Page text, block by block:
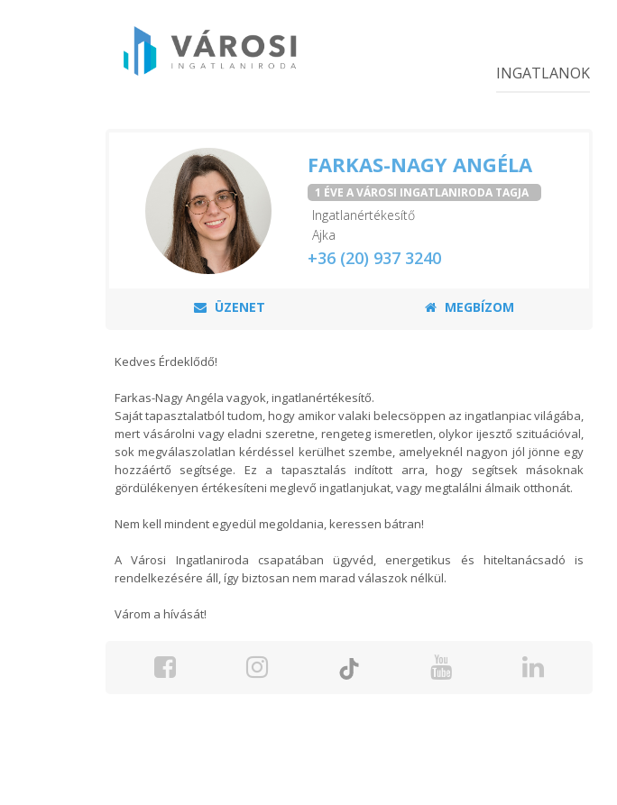
INGATLANOK
FARKAS-NAGY ANGÉLA
1 ÉVE A VÁROSI INGATLANIRODA TAGJA
Ingatlanértékesítő
Ajka
+36 (20) 937 3240
ÜZENET MEGBÍZOM
Kedves Érdeklődő!
Farkas-Nagy Angéla vagyok, ingatlanértékesítő.
Saját tapasztalatból tudom, hogy amikor valaki belecsöppen az ingatlanpiac világába,
mert vásárolni vagy eladni szeretne, rengeteg ismeretlen, olykor ijesztő szituációval,
sok megválaszolatlan kérdéssel kerülhet szembe, amelyeknél nagyon jól jönne egy
hozzáértő segítsége. Ez a tapasztalás indított arra, hogy segítsek másoknak
gördülékenyen értékesíteni meglevő ingatlanjukat, vagy megtalálni álmaik otthonát.
Nem kell mindent egyedül megoldania, keressen bátran!
A Városi Ingatlaniroda csapatában ügyvéd, energetikus és hiteltanácsadó is
rendelkezésére áll, így biztosan nem marad válaszok nélkül.
Várom a hívását!